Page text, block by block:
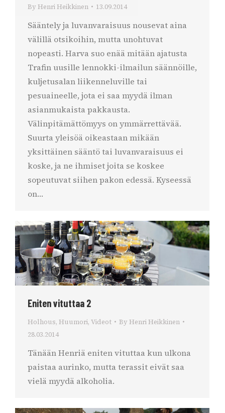
By Henri Heikkinen 13.09.2014
Sääntely ja luvanvaraisuus nousevat aina
välillä otsikoihin, mutta unohtuvat
nopeasti. Harva suo enää mitään ajatusta
Trafin uusille lennokki-ilmailun säännöille,
kuljetusalan liikenneluville tai
pesuaineelle, jota ei saa myydä ilman
asianmukaista pakkausta.
Välinpitämättömyys on ymmärrettävää.
Suurta yleisöä oikeastaan mikään
yksittäinen sääntö tai luvanvaraisuus ei
koske, ja ne ihmiset joita se koskee
sopeutuvat siihen pakon edessä. Kyseessä
on…
Eniten vituttaa 2
Holhous, Huumori, Videot By Henri Heikkinen
28.03.2014
Tänään Henriä eniten vituttaa kun ulkona
paistaa aurinko, mutta terassit eivät saa
vielä myydä alkoholia.